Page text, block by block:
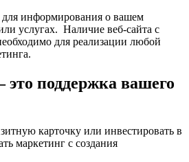
для информирования о вашем
услугах. Наличие веб-сайта с
для реализации любой
поддержка вашего
карточку или инвестировать в
маркетинг с создания